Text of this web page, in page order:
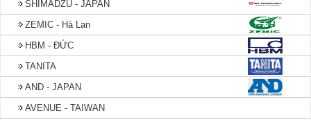
SHIMADZU - JAPAN
ZEMIC - Hà Lan
HBM - ĐỨC
TANITA
AND - JAPAN
AVENUE - TAIWAN